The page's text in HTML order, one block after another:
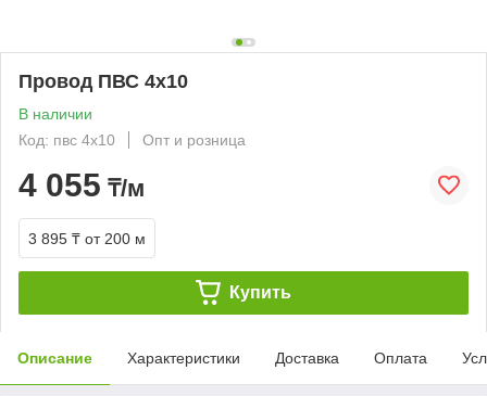
Провод ПВС 4х10
В наличии
Код: пвс 4х10
Опт и розница
4 055 ₸/м
3 895 ₸ от 200 м
Купить
Описание Характеристики Доставка Оплата